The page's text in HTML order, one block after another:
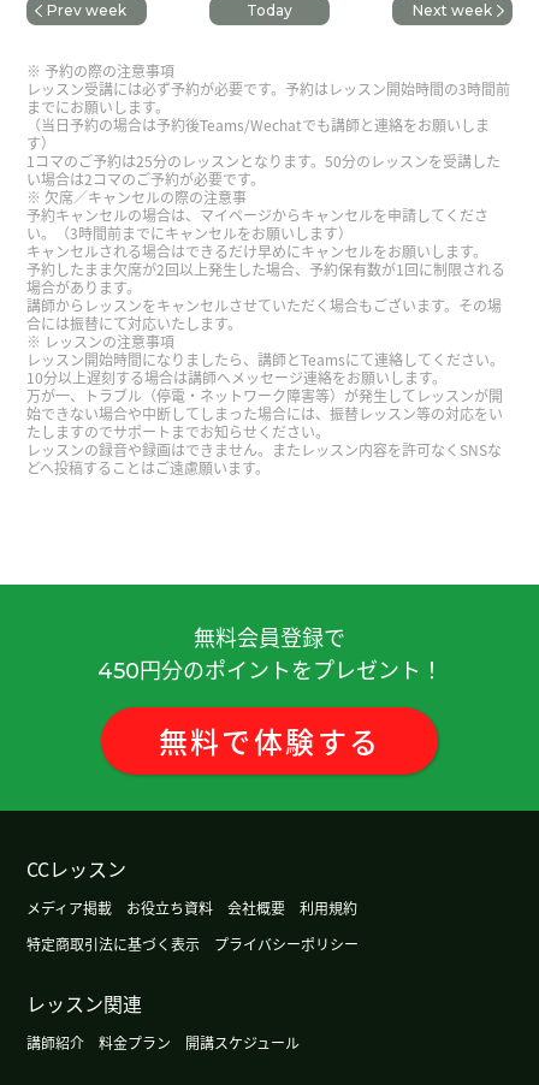
今後の学習についてアドバイスをいただきまし
た。ありがとうございました。
Prev week Today Next week
予約の際の注意事項
レッスン受講には必ず予約が必要です。予約はレッスン開始時間の3時間前
までにお願いします。
（当日予約の場合は予約後Teams/Wechatでも講師と連絡をお願いしま
す）
1コマのご予約は25分のレッスンとなります。50分のレッスンを受講した
い場合は2コマのご予約が必要です。
欠席／キャンセルの際の注意事
予約キャンセルの場合は、マイページからキャンセルを申請してくださ
い。（3時間前までにキャンセルをお願いします）
キャンセルされる場合はできるだけ早めにキャンセルをお願いします。
予約したまま欠席が2回以上発生した場合、予約保有数が1回に制限される
場合があります。
講師からレッスンをキャンセルさせていただく場合もございます。その場
合には振替にて対応いたします。
レッスンの注意事項
レッスン開始時間になりましたら、講師とTeamsにて連絡してください。
10分以上遅刻する場合は講師へメッセージ連絡をお願いします。
万が一、トラブル（停電・ネットワーク障害等）が発生してレッスンが開
始できない場合や中断してしまった場合には、振替レッスン等の対応をい
たしますのでサポートまでお知らせください。
レッスンの録音や録画はできません。またレッスン内容を許可なくSNSな
どへ投稿することはご遠慮願います。
無料会員登録で
450円分のポイントをプレゼント！
無料で体験する
CCレッスン
メディア掲載 お役立ち資料 会社概要
利用規約
特定商取引法に基づく表示
プライバシーポリシー
レッスン関連
講師紹介 料金プラン 開講スケジュール